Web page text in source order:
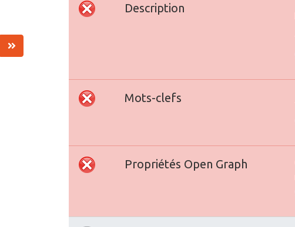
Description
Mots-clefs
Propriétés Open Graph